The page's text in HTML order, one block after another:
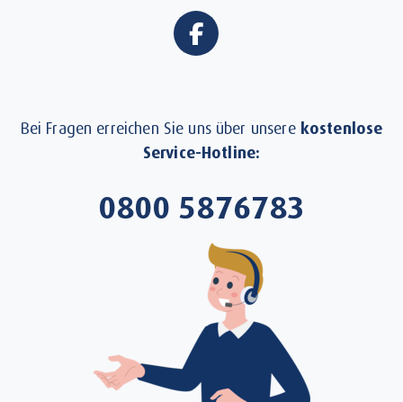
Bei Fragen erreichen Sie uns über unsere kostenlose
Service-Hotline:
0800 5876783